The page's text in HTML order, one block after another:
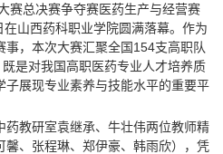
赛总决赛争夺赛医药生产与经营赛
山西药科职业学院圆满落幕。作为
事，本次大赛汇聚全国154支高职队
是对我国高职医药专业人才培养质
子展现专业素养与技能水平的重要平
药教研室袁继承、牛壮伟两位教师精
馨、张程琳、郑伊豪、韩雨欣），凭